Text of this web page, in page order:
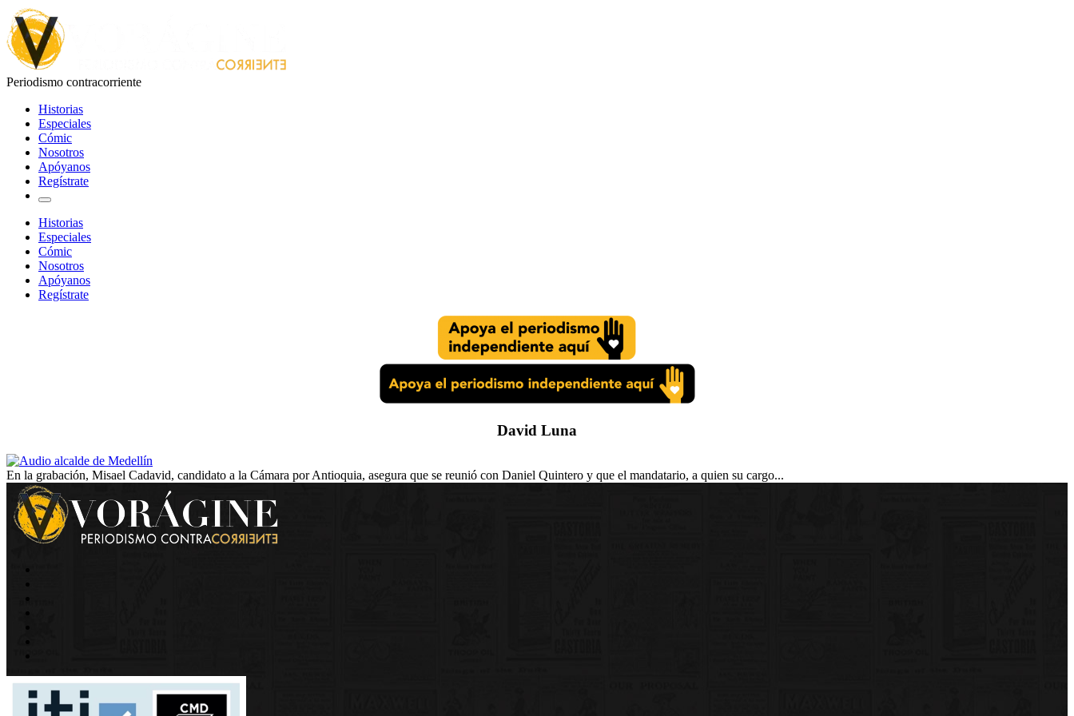
Skip
to
the
content
Periodismo contracorriente
Historias
Especiales
Cómic
Nosotros
Apóyanos
Regístrate
Historias
Especiales
Cómic
Nosotros
Apóyanos
Regístrate
David Luna
En la grabación, Misael Cadavid, candidato a la Cámara por Antioquia, asegura que se reunió con Daniel Quintero y que el mandatario, a quien su cargo...